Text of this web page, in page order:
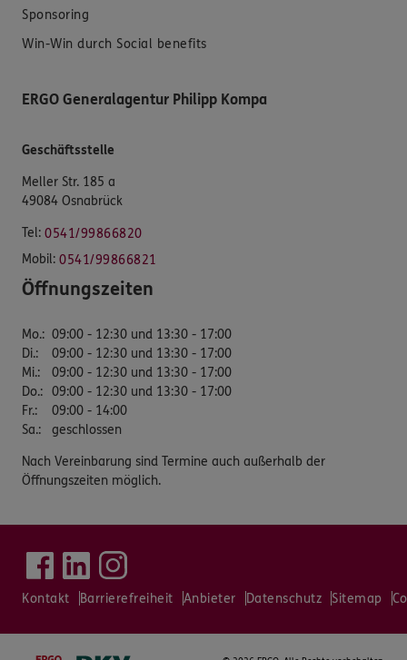
Sponsoring
Win-Win durch Social benefits
ERGO Generalagentur Philipp Kompa
Geschäftsstelle
Meller Str. 185 a
49084 Osnabrück
Tel: 0541/99866820
Mobil: 0541/99866821
Öffnungszeiten
Mo.: 09:00 - 12:30 und 13:30 - 17:00
Di.:
09:00 - 12:30 und 13:30 - 17:00
Mi.:
09:00 - 12:30 und 13:30 - 17:00
Do.: 09:00 - 12:30 und 13:30 - 17:00
Fr.:
09:00 - 14:00
Sa.: geschlossen
Nach Vereinbarung sind Termine auch außerhalb der
Öffnungszeiten möglich.
Kontakt Barrierefreiheit Anbieter Datenschutz Sitemap